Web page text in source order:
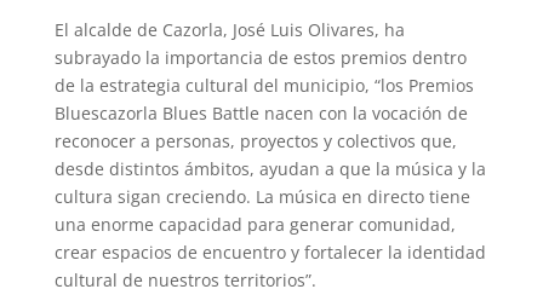
El alcalde de Cazorla, José Luis Olivares, ha
subrayado la importancia de estos premios dentro
de la estrategia cultural del municipio, “los Premios
Bluescazorla Blues Battle nacen con la vocación de
reconocer a personas, proyectos y colectivos que,
desde distintos ámbitos, ayudan a que la música y la
cultura sigan creciendo. La música en directo tiene
una enorme capacidad para generar comunidad,
crear espacios de encuentro y fortalecer la identidad
cultural de nuestros territorios”.